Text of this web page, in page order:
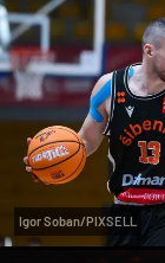
Igor Soban/PIXSELL